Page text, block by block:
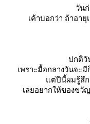
วัน
เค้าบอกว่า ถ้าอายุ
ปกติวั
เพราะมื้อกลางวันจะ
ต่ปีนี้ผมรู้สึก
เลยอยากให้ของขวั